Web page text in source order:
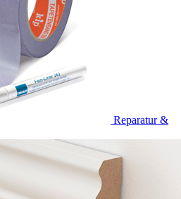
Reparatur &